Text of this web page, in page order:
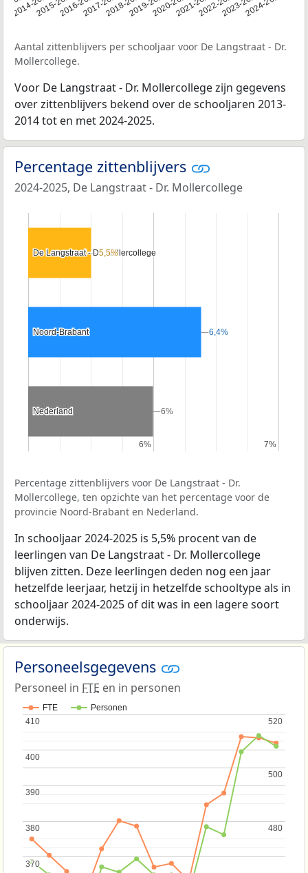
Aantal zittenblijvers per schooljaar voor De Langstraat - Dr.
Mollercollege.
Voor De Langstraat - Dr. Mollercollege zijn gegevens
over zittenblijvers bekend over de schooljaren 2013-
2014 tot en met 2024-2025.
Percentage zittenblijvers
2024-2025, De Langstraat - Dr. Mollercollege
6%
6% 7%
7%
De Langstraat - Dr. Mollercollege
De Langstraat - Dr. Mollercollege
Noord-Brabant
Noord-Brabant
Nederland
Nederland
5,5%
5,5%
6,4%
6,4%
6%
6%
Percentage zittenblijvers voor De Langstraat - Dr.
Mollercollege, ten opzichte van het percentage voor de
provincie Noord-Brabant en Nederland.
In schooljaar 2024-2025 is 5,5% procent van de
leerlingen van De Langstraat - Dr. Mollercollege
blijven zitten. Deze leerlingen deden nog een jaar
hetzelfde leerjaar, hetzij in hetzelfde schooltype als in
schooljaar 2024-2025 of dit was in een lagere soort
onderwijs.
Personeelsgegevens
Personeel in FTE en in personen
FTE Personen
370
370
380
380
390
390
400
400
410
410
480
480
500
500
520
520